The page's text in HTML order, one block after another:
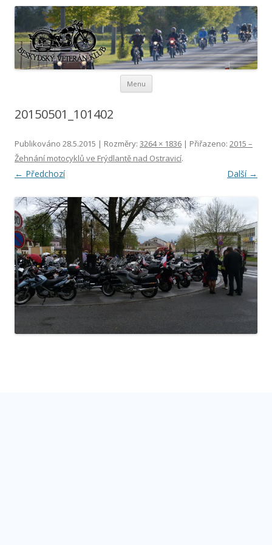
Beskydský veterán klub
Menu Přejít k obsahu webu
20150501_101402
Publikováno 28.5.2015 | Rozměry: 3264 × 1836 | Přiřazeno: 2015 –
Žehnání motocyklů ve Frýdlantě nad Ostravicí.
← Předchozí Další →